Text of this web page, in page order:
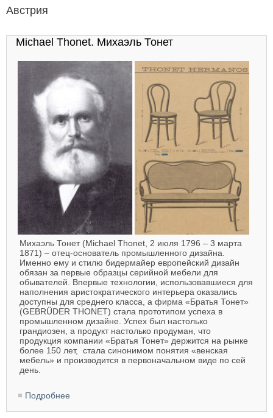
Австрия
Michael Thonet. Михаэль Тонет
Михаэль Тонет (Michael Thonet, 2 июля 1796 – 3 марта
1871) – отец-основатель промышленного дизайна.
Именно ему и стилю бидермайер европейский дизайн
обязан за первые образцы серийной мебели для
обывателей. Впервые технологии, использовавшиеся для
наполнения аристократического интерьера оказались
доступны для среднего класса, а фирма «Братья Тонет»
(GEBRÜDER THONET) стала прототипом успеха в
промышленном дизайне. Успех был настолько
грандиозен, а продукт настолько продуман, что
продукция компании «Братья Тонет» держится на рынке
более 150 лет, стала синонимом понятия «венская
мебель» и производится в первоначальном виде по сей
день.
Подробнее